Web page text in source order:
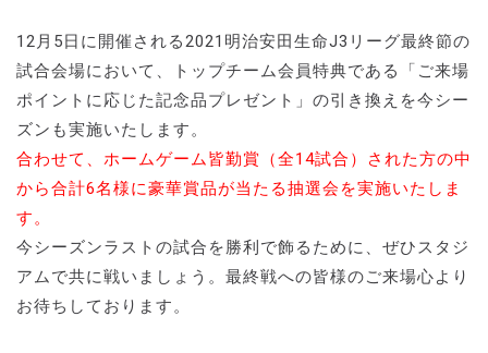
12月5日に開催される2021明治安田生命J3リーグ最終節の
試合会場において、トップチーム会員特典である「ご来場
ポイントに応じた記念品プレゼント」の引き換えを今シー
ズンも実施いたします。
合わせて、ホームゲーム皆勤賞（全14試合）された方の中
から合計6名様に豪華賞品が当たる抽選会を実施いたしま
す。
今シーズンラストの試合を勝利で飾るために、ぜひスタジ
アムで共に戦いましょう。最終戦への皆様のご来場心より
お待ちしております。